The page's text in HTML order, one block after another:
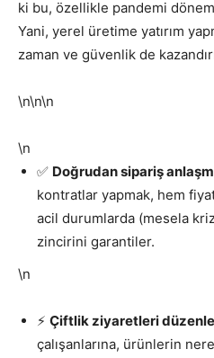
ki bu, özellikle pandemi
Yani, yerel üretime yatırım
zaman ve güvenlik de
\n\n\n
\n
✅ Doğrudan sipariş
kontratlar yapmak, hem
acil durumlarda (mesela
zincirini garantiler.
\n
⚡ Çiftlik ziyaretleri
çalışanlarına, ürünlerin